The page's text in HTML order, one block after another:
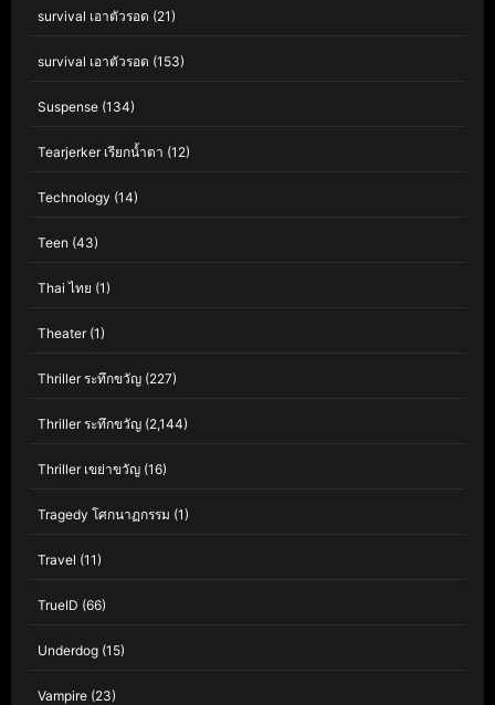
survival เอาตัวรอด (21)
survival เอาตัวรอด (153)
Suspense (134)
Tearjerker เรียกน้ำตา (12)
Technology (14)
Teen (43)
Thai ไทย (1)
Theater(1)
Thriller ระทึกขวัญ (227)
Thriller ระทึกขวัญ (2,144)
Thriller เขย่าขวัญ (16)
Tragedy โศกนาฏกรรม (1)
Travel (11)
TrueID (66)
Underdog (15)
Vampire (23)